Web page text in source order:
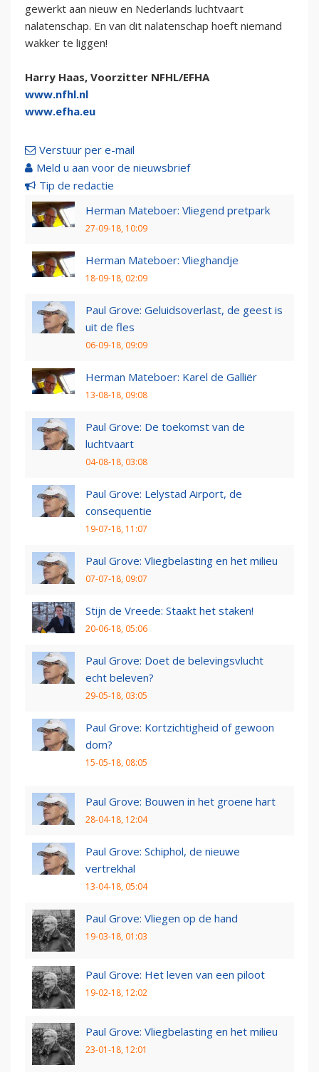
gewerkt aan nieuw en Nederlands luchtvaart
nalatenschap. En van dit nalatenschap hoeft niemand
wakker te liggen!
Harry Haas, Voorzitter NFHL/EFHA
www.nfhl.nl
www.efha.eu
Verstuur per e-mail
Meld u aan voor de nieuwsbrief
Tip de redactie
Herman Mateboer: Vliegend pretpark
27-09-18, 10:09
Herman Mateboer: Vlieghandje
18-09-18, 02:09
Paul Grove: Geluidsoverlast, de geest is
uit de fles
06-09-18, 09:09
Herman Mateboer: Karel de Galliër
13-08-18, 09:08
Paul Grove: De toekomst van de
luchtvaart
04-08-18, 03:08
Paul Grove: Lelystad Airport, de
consequentie
19-07-18, 11:07
Paul Grove: Vliegbelasting en het milieu
07-07-18, 09:07
Stijn de Vreede: Staakt het staken!
20-06-18, 05:06
Paul Grove: Doet de belevingsvlucht
echt beleven?
29-05-18, 03:05
Paul Grove: Kortzichtigheid of gewoon
dom?
15-05-18, 08:05
Paul Grove: Bouwen in het groene hart
28-04-18, 12:04
Paul Grove: Schiphol, de nieuwe
vertrekhal
13-04-18, 05:04
Paul Grove: Vliegen op de hand
19-03-18, 01:03
Paul Grove: Het leven van een piloot
19-02-18, 12:02
Paul Grove: Vliegbelasting en het milieu
23-01-18, 12:01